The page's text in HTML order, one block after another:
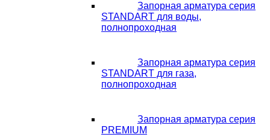
Запорная арматура серия
STANDART для воды,
полнопроходная
Запорная арматура серия
STANDART для газа,
полнопроходная
Запорная арматура серия
PREMIUM